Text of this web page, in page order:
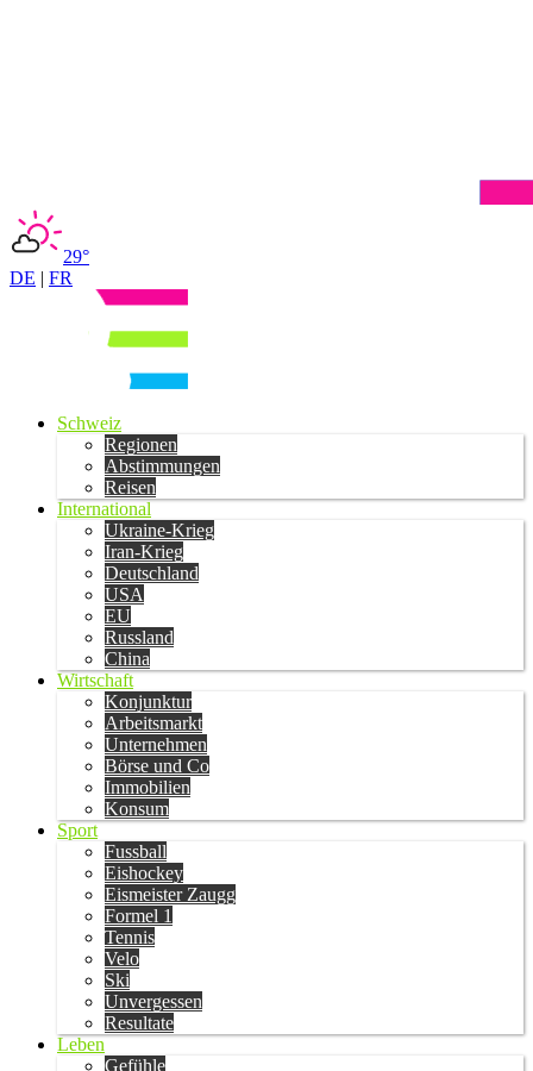
29°
DE | FR
Schweiz
Regionen
Abstimmungen
Reisen
International
Ukraine-Krieg
Iran-Krieg
Deutschland
USA
EU
Russland
China
Wirtschaft
Konjunktur
Arbeitsmarkt
Unternehmen
Börse und Co
Immobilien
Konsum
Sport
Fussball
Eishockey
Eismeister Zaugg
Formel 1
Tennis
Velo
Ski
Unvergessen
Resultate
Leben
Gefühle